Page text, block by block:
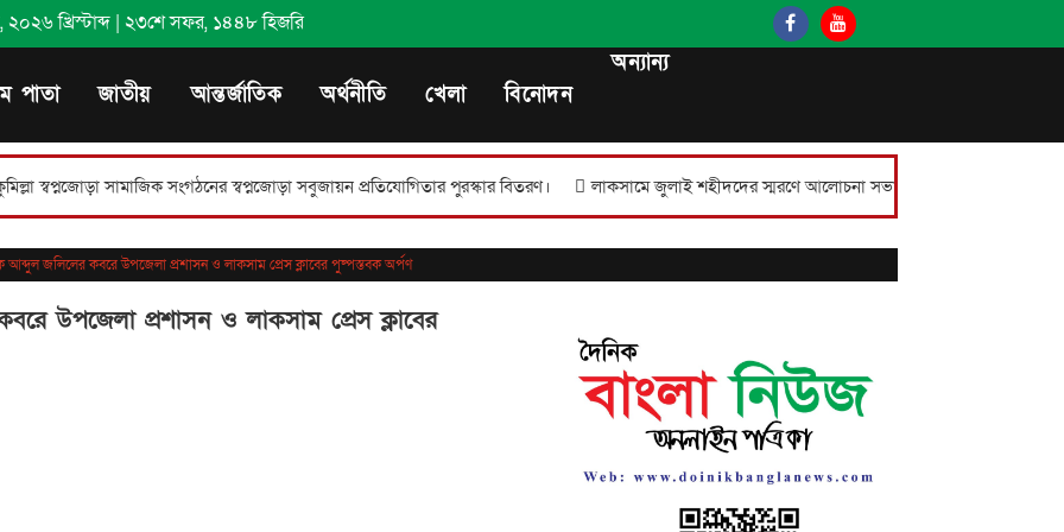
খ্রিস্টাব্দ | ২৩শে সফর, ১৪৪৮ হিজরি
পাতা জাতীয় আন্তর্জাতিক অর্থনীতি খেলা বিনোদন
অন্যান্য
সংগঠনের স্বপ্নজোড়া সবুজায়ন প্রতিযোগিতার পুরস্কার বিতরণ। লাকসামে জুলাই শহীদদের স্মরণে আলোচনা সভা, সংবর্ধনা, পুরস্কার বিতরণ ও দোয়া অনুষ্ঠিত।
আব্দুল জলিলের কবরে উপজেলা প্রশাসন ও লাকসাম প্রেস ক্লাবের পুষ্পস্তবক অর্পণ
উপজেলা প্রশাসন ও লাকসাম প্রেস ক্লাবের